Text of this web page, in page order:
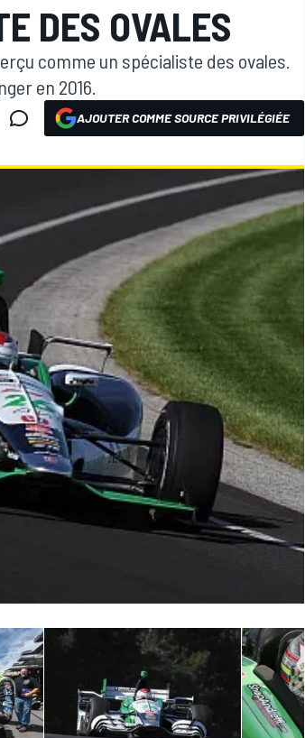
DES OVALES
comme un spécialiste des ovales.
en 2016.
AJOUTER COMME SOURCE PRIVILÉGIÉE